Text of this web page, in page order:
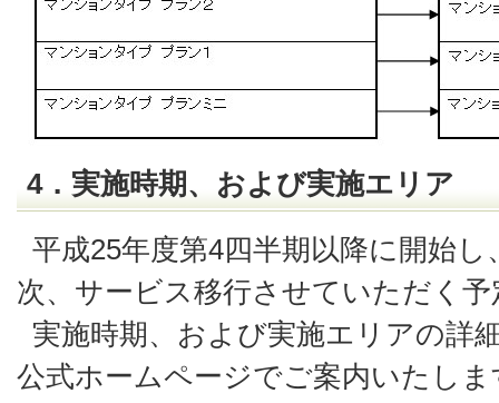
4．実施時期、および実施エリア
平成25年度第4四半期以降に開始
次、サービス移行させていただく
実施時期、および実施エリアの詳
公式ホームページでご案内いたしま